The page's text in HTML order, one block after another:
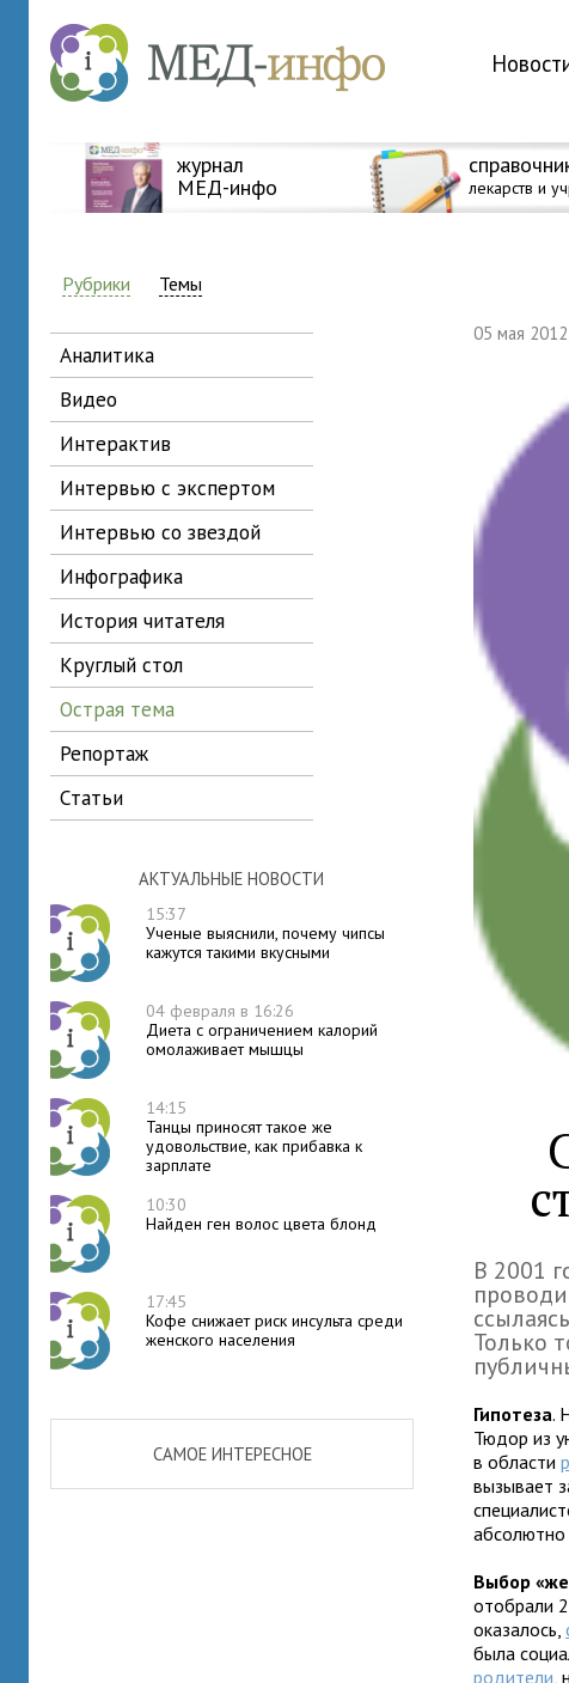
журнал
МЕД-инфо
лекарств и
Рубрики Темы
аналитика
видео
интерактив
интервью с экспертом
интервью со звездой
инфографика
история читателя
круглый стол
острая тема
репортаж
статьи
АКТУАЛЬНЫЕ НОВОСТИ
15:37
Ученые выяснили, почему чипсы
кажутся такими вкусными
04 февраля в 16:26
Диета с ограничением калорий
омолаживает мышцы
14:15
Танцы приносят такое же
удовольствие, как прибавка к
зарплате
10:30
Найден ген волос цвета блонд
17:45
Кофе снижает риск инсульта среди
женского населения
САМОЕ ИНТЕРЕСНОЕ
05 мая
В 2001
Только
Гипотеза.
Тюдор из
в области
вызывает
абсолютно
Выбор
отобрали
оказалось,
была
родители,